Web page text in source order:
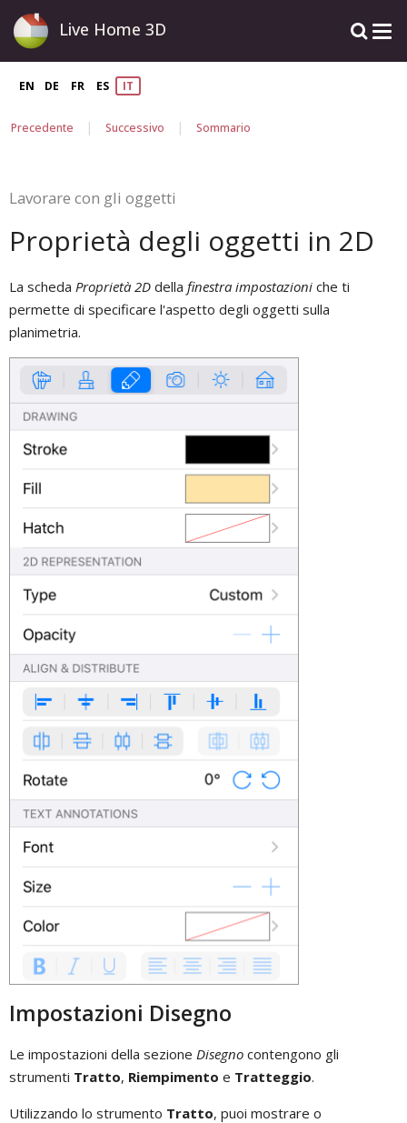
Live Home 3D
EN DE FR ES IT
Precedente | Successivo | Sommario
Lavorare con gli oggetti
Proprietà degli oggetti in 2D
La scheda Proprietà 2D della finestra impostazioni che ti
permette di specificare l'aspetto degli oggetti sulla
planimetria.
Impostazioni Disegno
Le impostazioni della sezione Disegno contengono gli
strumenti Tratto, Riempimento e Tratteggio.
Utilizzando lo strumento Tratto, puoi mostrare o